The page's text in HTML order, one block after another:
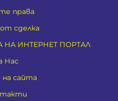
права
сделка
НА ИНТЕРНЕТ ПОРТАЛ
Нас
сайта